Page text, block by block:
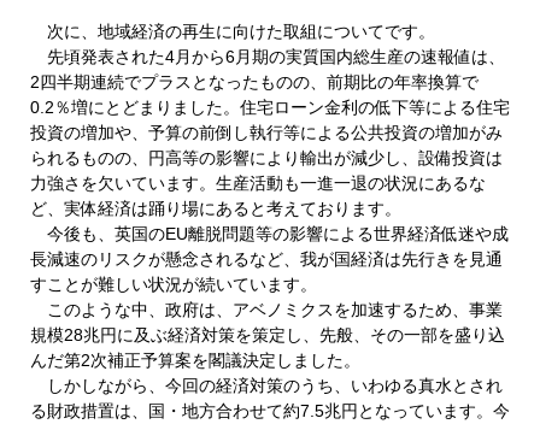
次に、地域経済の再生に向けた取組についてです。
先頃発表された4月から6月期の実質国内総生産の速報値は、
2四半期連続でプラスとなったものの、前期比の年率換算で
0.2％増にとどまりました。住宅ローン金利の低下等による住宅
投資の増加や、予算の前倒し執行等による公共投資の増加がみ
られるものの、円高等の影響により輸出が減少し、設備投資は
力強さを欠いています。生産活動も一進一退の状況にあるな
ど、実体経済は踊り場にあると考えております。
今後も、英国のEU離脱問題等の影響による世界経済低迷や成
長減速のリスクが懸念されるなど、我が国経済は先行きを見通
すことが難しい状況が続いています。
このような中、政府は、アベノミクスを加速するため、事業
規模28兆円に及ぶ経済対策を策定し、先般、その一部を盛り込
んだ第2次補正予算案を閣議決定しました。
しかしながら、今回の経済対策のうち、いわゆる真水とされ
る財政措置は、国・地方合わせて約7.5兆円となっています。今